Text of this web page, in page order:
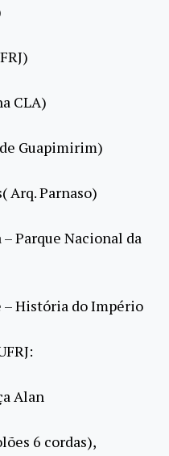
CLA)
Guapimirim)
Arq. Parnaso)
Parque Nacional da
– História do Império
Alan
6 cordas),